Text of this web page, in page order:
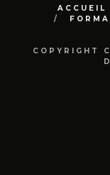
ACCUEIL
COPYRIGHT